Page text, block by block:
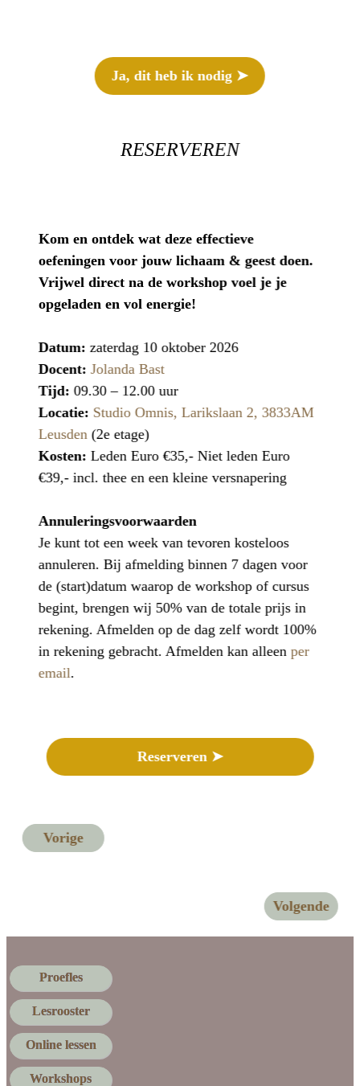
Ja, dit heb ik nodig ➤
RESERVEREN
Kom en ontdek wat deze effectieve
oefeningen voor jouw lichaam & geest doen.
Vrijwel direct na de workshop voel je je
opgeladen en vol energie!
Datum: zaterdag 10 oktober 2026
Docent:Jolanda Bast
Tijd: 09.30 – 12.00 uur
Locatie: Studio Omnis, Larikslaan 2, 3833AM
Leusden(2e etage)
Kosten: Leden Euro €35,- Niet leden Euro
€39,- incl. thee en een kleine versnapering
Annuleringsvoorwaarden
Je kunt tot een week van tevoren kosteloos
annuleren. Bij afmelding binnen 7 dagen voor
de (start)datum waarop de workshop of cursus
begint, brengen wij 50% van de totale prijs in
rekening. Afmelden op de dag zelf wordt 100%
in rekening gebracht. Afmelden kan alleen per
email.
Reserveren ➤
Vorige
Volgende
Proefles
Lesrooster
Online lessen
Workshops